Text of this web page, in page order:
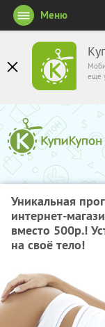
ещё
Меню
Уникальная
интернет-
вместо 500р.!
на своё тело!